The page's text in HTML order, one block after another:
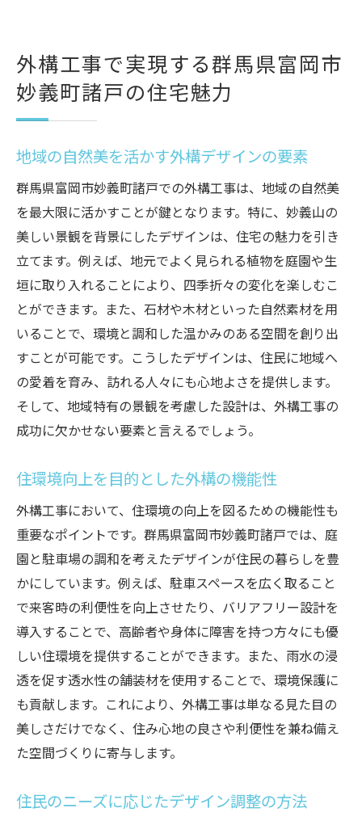
持続可能なデザインがもたらす長期的効果
地域特性を活かした外構デザインの秘訣
地域独自の気候に対応する設計戦略
自然景観を活かすための工夫
イン
環境に配慮したエコデザインの導入
地域コミュニティとの協働によるデザイン
展開
庭園と駐車場の調和が生み出す住空間の美しさ
駐車スペースと庭の一体化による効率化
緑を取り入れた駐車場デザインの利点
庭園の美しさを引き立てる配置と植栽
季節感を楽しめる庭と駐車場の連携
視覚的バランスを考慮したレイアウト
高齢者に優しい段差のない設計
障害のある住民をサポートする外構工事
安全性を確保するための照明設計
幅広い世代の利用を考慮したデザイン
スムーズな移動を可能にする導線の最適化
快適な生活空間を実現するための素材選び
住民ライフスタイルに合わせた外構工事の工夫
多様なライフスタイルに応じたカスタマイ
アウトドア生活を楽しむためのエリア設計
外構工事で実現する群馬県富岡市
妙義町諸戸の住宅魅力
地域の自然美を活かす外構デザインの要素
群馬県富岡市妙義町諸戸での外構工事は、地域の自然美
を最大限に活かすことが鍵となります。特に、妙義山の
美しい景観を背景にしたデザインは、住宅の魅力を引き
立てます。例えば、地元でよく見られる植物を庭園や生
垣に取り入れることにより、四季折々の変化を楽しむこ
とができます。また、石材や木材といった自然素材を用
いることで、環境と調和した温かみのある空間を創り出
すことが可能です。こうしたデザインは、住民に地域へ
の愛着を育み、訪れる人々にも心地よさを提供します。
そして、地域特有の景観を考慮した設計は、外構工事の
成功に欠かせない要素と言えるでしょう。
住環境向上を目的とした外構の機能性
外構工事において、住環境の向上を図るための機能性も
重要なポイントです。群馬県富岡市妙義町諸戸では、庭
園と駐車場の調和を考えたデザインが住民の暮らしを豊
かにしています。例えば、駐車スペースを広く取ること
で来客時の利便性を向上させたり、バリアフリー設計を
導入することで、高齢者や身体に障害を持つ方々にも優
しい住環境を提供することができます。また、雨水の浸
透を促す透水性の舗装材を使用することで、環境保護に
も貢献します。これにより、外構工事は単なる見た目の
美しさだけでなく、住み心地の良さや利便性を兼ね備え
た空間づくりに寄与します。
住民のニーズに応じたデザイン調整の方法